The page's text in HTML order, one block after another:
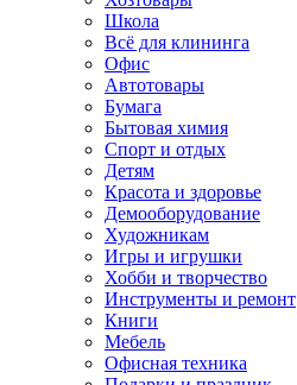
Школа
Всё для клининга
Офис
Автотовары
Бумага
Бытовая химия
Спорт и отдых
Детям
Красота и здоровье
Демооборудование
Художникам
Игры и игрушки
Хобби и творчество
Инструменты и ремонт
Книги
Мебель
Офисная техника